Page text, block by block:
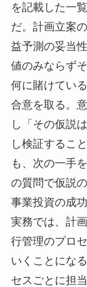
を記載した一
だ。計画立案
益予測の妥当
値のみならず
何に賭けてい
合意を取る。
し「その仮説
し検証するこ
も、次の一手
の質問で仮説
事業投資の成
実務では、計
行管理のプロ
いくことにな
セスごとに担